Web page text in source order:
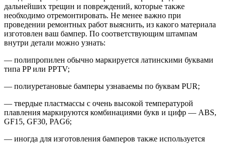
дальнейших трещин и повреждений, которые также
необходимо отремонтировать. Не менее важно при
проведении ремонтных работ выяснить, из какого материала
изготовлен ваш бампер. По соответствующим штампам
внутри детали можно узнать:
— полипропилен обычно маркируется латинскими буквами
типа PP или PPTV;
— полиуретановые бамперы узнаваемы по буквам PUR;
— твердые пластмассы с очень высокой температурой
плавления маркируются комбинациями букв и цифр — ABS,
GF15, GF30, PAG6;
— иногда для изготовления бамперов также используется